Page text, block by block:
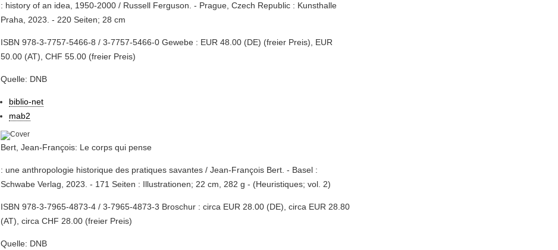
: history of an idea, 1950-2000 / Russell Ferguson. - Prague, Czech Republic : Kunsthalle
Praha, 2023. - 220 Seiten; 28 cm
ISBN 978-3-7757-5466-8 / 3-7757-5466-0 Gewebe : EUR 48.00 (DE) (freier Preis), EUR
50.00 (AT), CHF 55.00 (freier Preis)
Quelle: DNB
biblio-net
mab2
Bert, Jean-François: Le corps qui pense
: une anthropologie historique des pratiques savantes / Jean-François Bert. - Basel :
Schwabe Verlag, 2023. - 171 Seiten : Illustrationen; 22 cm, 282 g - (Heuristiques; vol. 2)
ISBN 978-3-7965-4873-4 / 3-7965-4873-3 Broschur : circa EUR 28.00 (DE), circa EUR 28.80
(AT), circa CHF 28.00 (freier Preis)
Quelle: DNB